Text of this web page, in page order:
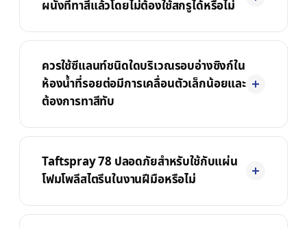
ผนังที่ทาสีแล้วโดยไม่ต้องใช้สกรูได้หรือไม่
ควรใช้ซีแลนท์ชนิดใดบริเวณรอบอ่างซิงก์ใน
ห้องน้ำที่รอยต่อมีการเคลื่อนตัวเล็กน้อยและ
ต้องการทาสีทับ
Taftspray 78 ปลอดภัยสำหรับใช้กับแผ่น
โฟมโพลีสไตรีนในงานฝีมือหรือไม่